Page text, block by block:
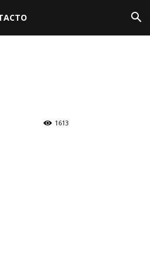
1613